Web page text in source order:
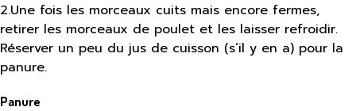
2.Une fois les morceaux cuits mais encore fermes,
retirer les morceaux de poulet et les laisser refroidir.
Réserver un peu du jus de cuisson (s’il y en a) pour la
panure.
Panure